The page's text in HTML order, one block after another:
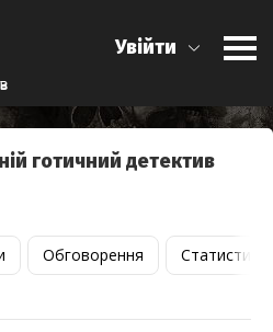
Увійти
готичний детектив
Обговорення Статистика